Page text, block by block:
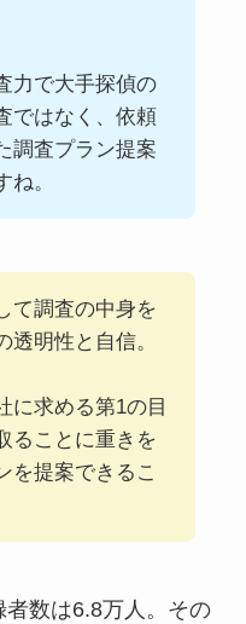
力で大手探偵の
ではなく、依頼
調査プラン提案
。
て調査の中身を
透明性と自信。
に求める第1の目
ることに重きを
を提案できるこ
数は6.8万人。その